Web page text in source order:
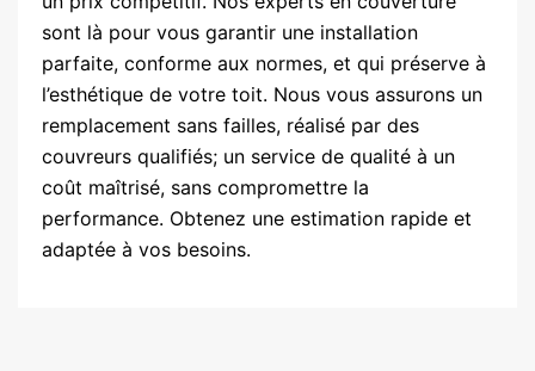
sont là pour vous garantir une installation
parfaite, conforme aux normes, et qui préserve à
l’esthétique de votre toit. Nous vous assurons un
remplacement sans failles, réalisé par des
couvreurs qualifiés; un service de qualité à un
coût maîtrisé, sans compromettre la
performance. Obtenez une estimation rapide et
adaptée à vos besoins.